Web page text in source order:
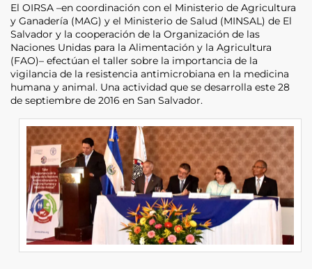
El OIRSA –en coordinación con el Ministerio de Agricultura
y Ganadería (MAG) y el Ministerio de Salud (MINSAL) de El
Salvador y la cooperación de la Organización de las
Naciones Unidas para la Alimentación y la Agricultura
(FAO)– efectúan el taller sobre la importancia de la
vigilancia de la resistencia antimicrobiana en la medicina
humana y animal. Una actividad que se desarrolla este 28
de septiembre de 2016 en San Salvador.